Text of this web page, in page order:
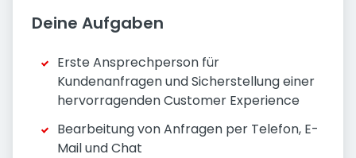
Deine Aufgaben
Erste Ansprechperson für
Kundenanfragen und Sicherstellung einer
hervorragenden Customer Experience
Bearbeitung von Anfragen per Telefon, E-
Mail und Chat